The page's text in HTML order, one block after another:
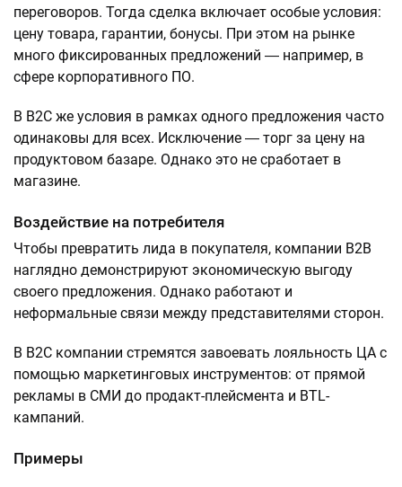
переговоров. Тогда сделка включает особые условия:
цену товара, гарантии, бонусы. При этом на рынке
много фиксированных предложений ― например, в
сфере корпоративного ПО.
В B2C же условия в рамках одного предложения часто
одинаковы для всех. Исключение ― торг за цену на
продуктовом базаре. Однако это не сработает в
магазине.
Воздействие на потребителя
Чтобы превратить лида в покупателя, компании B2B
наглядно демонстрируют экономическую выгоду
своего предложения. Однако работают и
неформальные связи между представителями сторон.
В B2C компании стремятся завоевать лояльность ЦА с
помощью маркетинговых инструментов: от прямой
рекламы в СМИ до продакт-плейсмента и BTL-
кампаний.
Примеры